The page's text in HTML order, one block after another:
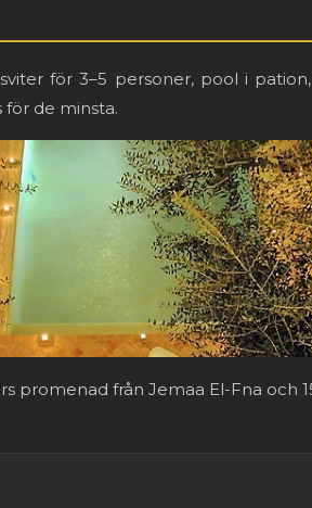
för 3–5 personer, pool i
för de minsta.
promenad från Jemaa El-Fna och